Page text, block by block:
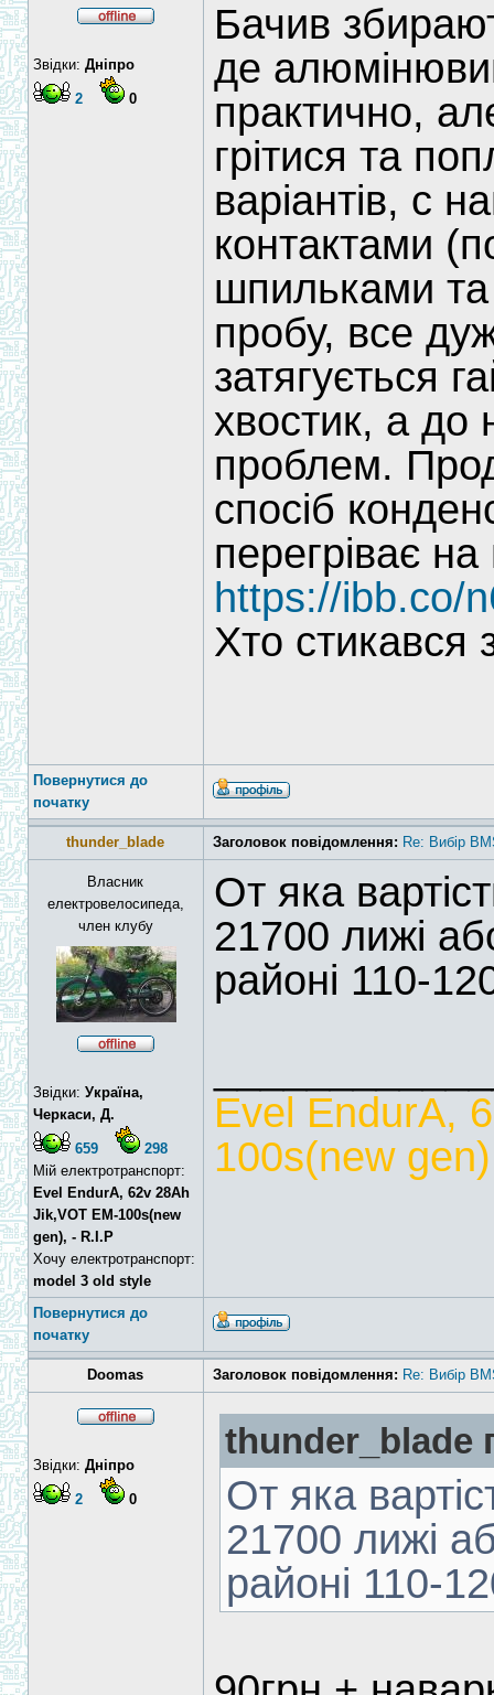
Звідки: Дніпро
2 0
Бачив
де
практично,
грітися та
варіантів, с
контактами
шпильками та
пробу, все
затягується
хвостик, а до
проблем.
спосіб
перегріває на
https://ibb.co/
Хто
Повернутися до
початку
thunder_blade Заголовок повідомлення: Re: Вибір
Власник
електровелосипеда,
член клубу
Звідки: Україна,
Черкаси, Д.
659
298
Мій електротранспорт:
Evel EndurA, 62v 28Ah
Jik,VOT EM-100s(new
gen), - R.I.P
Хочу електротранспорт:
model 3 old style
От яка
21700 лижі
районі 110-
Evel EndurA,
100s(new
Повернутися до
початку
Doomas Заголовок повідомлення: Re: Вибір
Звідки: Дніпро
2 0
thunder_blade
От яка
21700 лижі
районі 110-